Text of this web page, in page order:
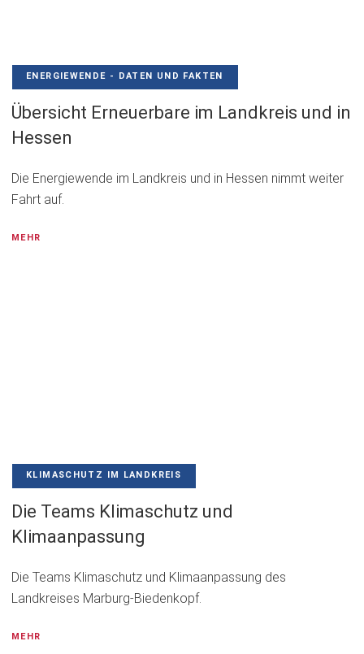
ENERGIEWENDE - DATEN UND FAKTEN
Übersicht Erneuerbare im Landkreis und in
Hessen
Die Energiewende im Landkreis und in Hessen nimmt weiter
Fahrt auf.
MEHR
KLIMASCHUTZ IM LANDKREIS
Die Teams Klimaschutz und
Klimaanpassung
Die Teams Klimaschutz und Klimaanpassung des
Landkreises Marburg-Biedenkopf.
MEHR